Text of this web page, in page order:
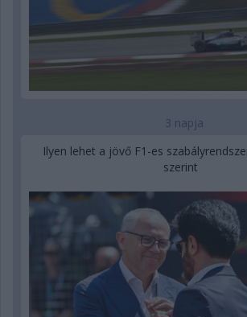
3 napja
Ilyen lehet a jövő F1-es
szerint